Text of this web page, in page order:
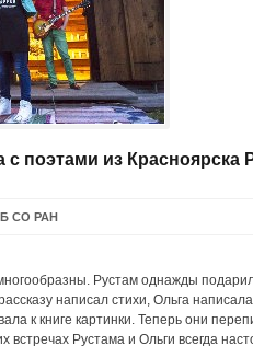
с поэтами из
СО РАН
Рустам однажды подарил
написал стихи, Ольга
к книге картинки. Теперь они
встречах Рустама и Ольги всегда